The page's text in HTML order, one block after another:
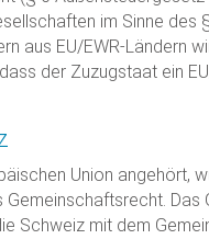
im Sinne
aus EU/EWR-Ländern
der Zuzugstaat ein
Union angehört,
Gemeinschaftsrecht.
Schweiz mit dem